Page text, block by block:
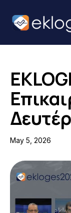
Αρχική
May 5, 2026